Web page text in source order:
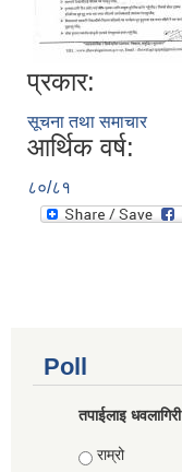
प्रकार:
सूचना तथा समाचार
आर्थिक वर्ष:
८०/८१
Poll
तपाईलाइ
Choices
राम्रो